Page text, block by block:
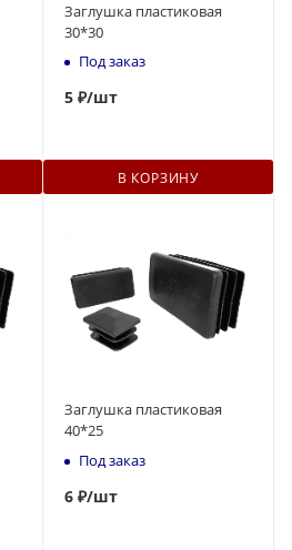
Заглушка пластиковая
30*30
Под заказ
5 ₽/шт
В КОРЗИНУ
Заглушка пластиковая
40*25
Под заказ
6 ₽/шт